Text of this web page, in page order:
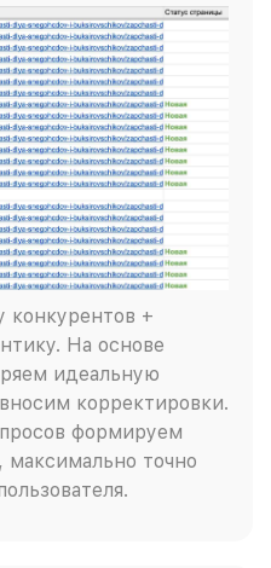
конкурентов +
На основе
идеальную
корректировки.
формируем
точно